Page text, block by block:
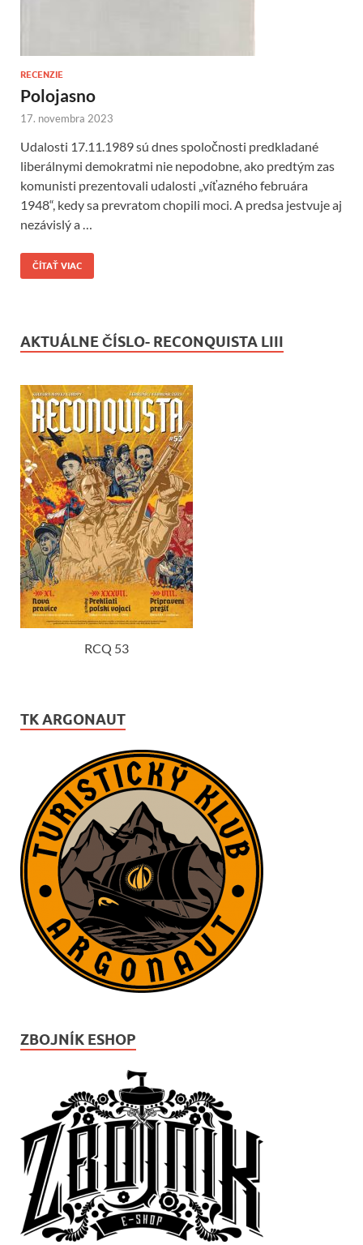
RECENZIE
Polojasno
17. novembra 2023
Udalosti 17.11.1989 sú dnes spoločnosti predkladané
liberálnymi demokratmi nie nepodobne, ako predtým zas
komunisti prezentovali udalosti „víťazného februára
1948“, kedy sa prevratom chopili moci. A predsa jestvuje aj
nezávislý a …
ČÍTAŤ VIAC
AKTUÁLNE ČÍSLO- RECONQUISTA LIII
RCQ 53
TK ARGONAUT
ZBOJNÍK ESHOP